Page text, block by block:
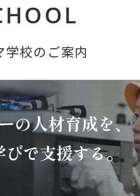
学校のご案内
の人材育成を、
びで支援する。